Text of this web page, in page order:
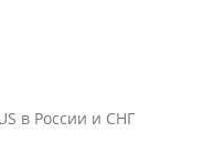
в России и СНГ